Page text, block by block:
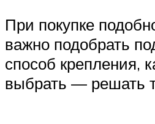
При покупке
важно подобрать
способ крепления,
выбрать — решать